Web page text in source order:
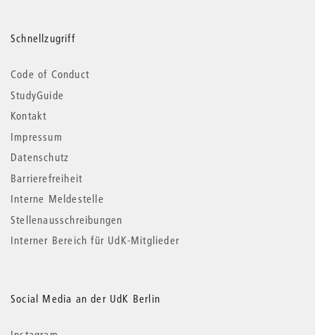
Schnellzugriff
Code of Conduct
StudyGuide
Kontakt
Impressum
Datenschutz
Barrierefreiheit
Interne Meldestelle
Stellenausschreibungen
Interner Bereich für UdK-Mitglieder
Social Media an der UdK Berlin